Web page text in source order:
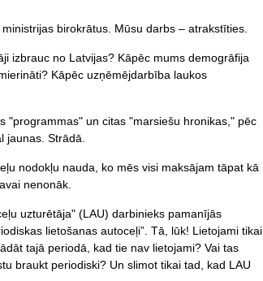
birokrātus. Mūsu darbs – atrakstīties.
izbrauc no Latvijas? Kāpēc mums demogrāfija
Kāpēc uzņēmējdarbība laukos
"programmas" un citas "marsiešu hronikas," pēc
jaunas. Strādā.
nodokļu nauda, ko mēs visi maksājam tāpat kā
nenonāk.
uzturētāja" (LAU) darbinieks pamanījās
lietošanas autoceļi”. Tā, lūk! Lietojami tikai
tajā periodā, kad tie nav lietojami? Vai tas
braukt periodiski? Un slimot tikai tad, kad LAU